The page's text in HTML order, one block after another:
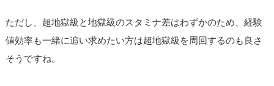
ただし、超地獄級と地獄級のスタミナ差はわずかのため、経験
値効率も一緒に追い求めたい方は超地獄級を周回するのも良さ
そうですね。